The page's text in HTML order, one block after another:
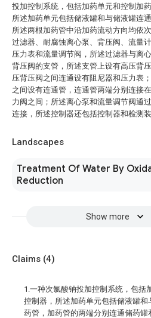
投加控制系统，包括加药单元和控制加
所述加药单元包括储液罐和与储液罐连
所述两根加药管中沿加药流动方向均依
过滤器、耐腐蚀离心泵、背压阀、流量
压力表和流量调节阀，所述过滤器与离
背压阀的支管，所述支管上设有高压背
压背压阀之间连通设有阻尼器和压力表
之间设有连通管，连通管两端分别连接
力阀之间；所述离心泵和流量调节阀通
连接，所述控制器还包括控制器和检测装
Landscapes
Treatment Of Water By
Reduction
Show more
Claims (4)
1.一种次氯酸钠投加控制系统，包括
控制器，所述加药单元包括储液罐
药管，加药管的两端分别连通储药